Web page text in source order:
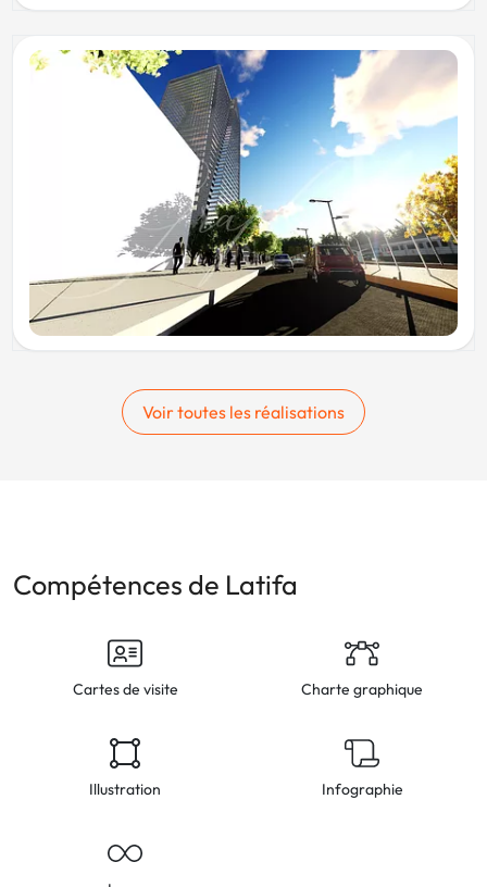
Voir toutes les réalisations
Compétences de Latifa
Cartes de visite Charte graphique
Illustration Infographie